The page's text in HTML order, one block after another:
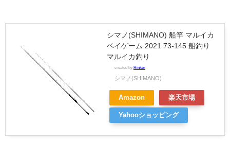
シマノ(SHIMANO) 船竿 マルイカ
ベイゲーム 2021 73-145 船釣り
マルイカ釣り
created by Rinker
シマノ(SHIMANO)
Amazon 楽天市場
Yahooショッピング